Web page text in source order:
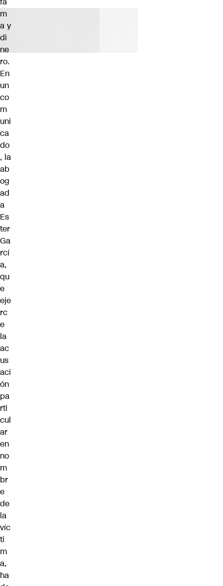
m
a y
di
ne
ro.
En
un
co
m
uni
ca
do
, la
ab
og
ad
a
Es
ter
Ga
rcí
a,
qu
e
eje
rc
e
la
ac
us
aci
ón
pa
rti
cul
ar
en
no
m
br
e
de
la
víc
ti
m
a,
ha